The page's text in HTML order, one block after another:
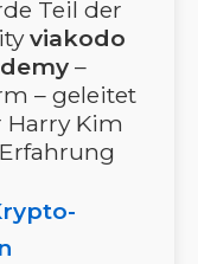
Teil der
viakodo
–
– geleitet
Kim